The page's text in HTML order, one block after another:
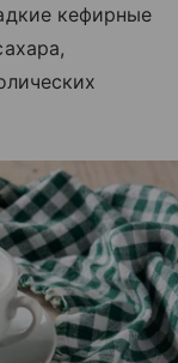
кефирные